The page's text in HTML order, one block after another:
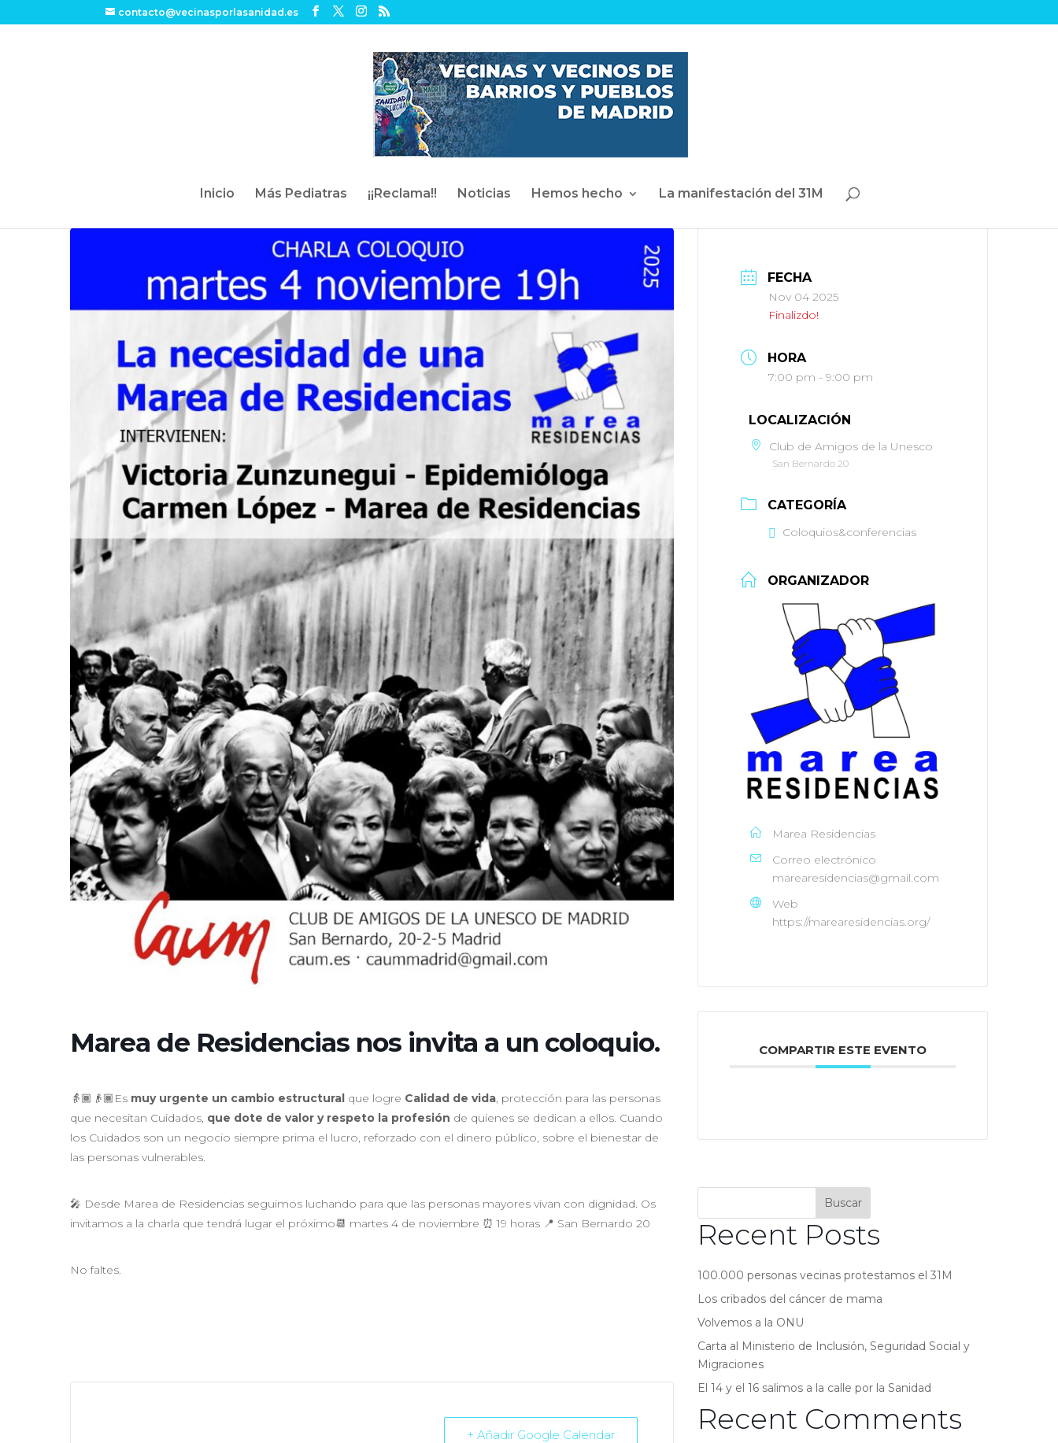
contacto@vecinasporlasanidad.es
Inicio Más Pediatras ¡¡Reclama!! Noticias Hemos hecho La manifestación del 31M
Marea de Residencias nos invita a un coloquio.
👵🏾👴🏾Es muy urgente un cambio estructural que logre Calidad de vida, protección para las personas
que necesitan Cuidados, que dote de valor y respeto la profesión de quienes se dedican a ellos. Cuando
los Cuidados son un negocio siempre prima el lucro, reforzado con el dinero público, sobre el bienestar de
las personas vulnerables.
🎤 Desde Marea de Residencias seguimos luchando para que las personas mayores vivan con dignidad. Os
invitamos a la charla que tendrá lugar el próximo📆 martes 4 de noviembre ⏰ 19 horas 📍 San Bernardo 20
No faltes.
+ Añadir Google Calendar
FECHA
Nov 04 2025
Finalizdo!
HORA
7:00 pm - 9:00 pm
LOCALIZACIÓN
Club de Amigos de la Unesco
San Bernardo 20
CATEGORÍA
Coloquios&conferencias
ORGANIZADOR
Marea Residencias
Correo electrónico
marearesidencias@gmail.com
Web
https://marearesidencias.org/
COMPARTIR ESTE EVENTO
Buscar
Recent Posts
100.000 personas vecinas protestamos el 31M
Los cribados del cáncer de mama
Volvemos a la ONU
Carta al Ministerio de Inclusión, Seguridad Social y
Migraciones
El 14 y el 16 salimos a la calle por la Sanidad
Recent Comments